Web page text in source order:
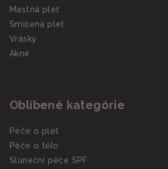
Mastná pleť
Smíšená pleť
Vrásky
Akné
Oblíbené kategórie
Péče o pleť
Péče o tělo
Sluneční péče SPF